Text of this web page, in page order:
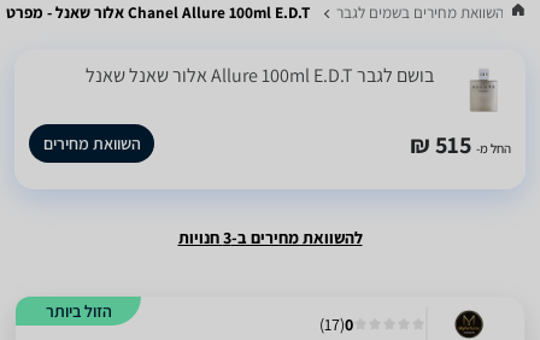
השוואת מחירים בשמים לגבר Chanel Allure 100ml E.D.T אלור שאנל - מפרט
בושם לגבר Allure 100ml E.D.T אלור שאנל שאנל
החל מ- 515 ₪ השוואת מחירים
להשוואת מחירים ב-3 חנויות
הזול ביותר
0
(
17
)